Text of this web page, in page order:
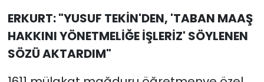
ERKURT: "YUSUF TEKİN'DEN, 'TABAN MAAŞ
HAKKINI YÖNETMELİĞE İŞLERİZ' SÖYLENEN
SÖZÜ AKTARDIM"